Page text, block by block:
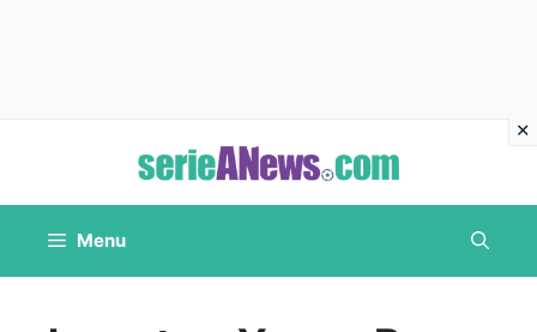
contenuto
Menu